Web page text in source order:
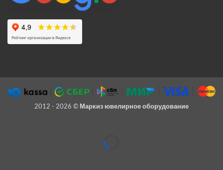
2012 - 2026 © Маркиз ювелирное оборудование